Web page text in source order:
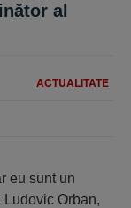
al
ACTUALITATE
eu sunt un
Orban,